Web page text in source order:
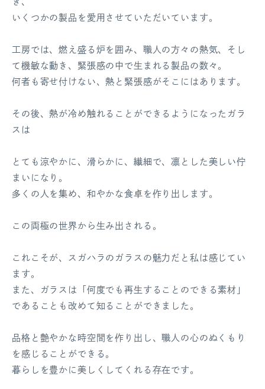
いくつかの製品を愛用させていただいています。
工房では、燃え盛る炉を囲み、職人の方々の熱気、そし
て機敏な動き、緊張感の中で生まれる製品の数々。
何者も寄せ付けない、熱と緊張感がそこにはあります。
その後、熱が冷め触れることができるようになったガラ
スは
とても涼やかに、滑らかに、繊細で、凛とした美しい佇
まいになり。
多くの人を集め、和やかな食卓を作り出します。
この両極の世界から生み出される。
これこそが、スガハラのガラスの魅力だと私は感じてい
ます。
また、ガラスは「何度でも再生することのできる素材」
であることも改めて知ることができました。
品格と艶やかな時空間を作り出し、職人の心のぬくもり
を感じることができる。
暮らしを豊かに美しくしてくれる存在です。